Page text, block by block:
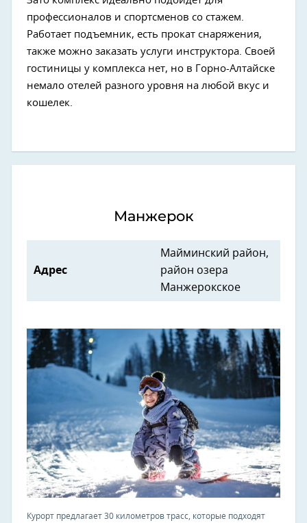
профессионалов и спортсменов со стажем.
Работает подъемник, есть прокат снаряжения,
также можно заказать услуги инструктора. Своей
гостиницы у комплекса нет, но в Горно-Алтайске
немало отелей разного уровня на любой вкус и
кошелек.
Манжерок
Адрес
Майминский район,
район озера
Манжерокское
Курорт предлагает 30 километров трасс, которые подходят